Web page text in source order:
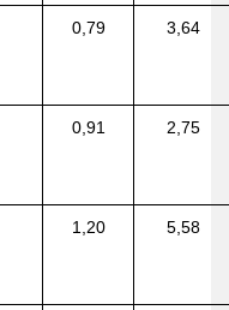
0,79 3,64
0,91 2,75
1,20 5,58